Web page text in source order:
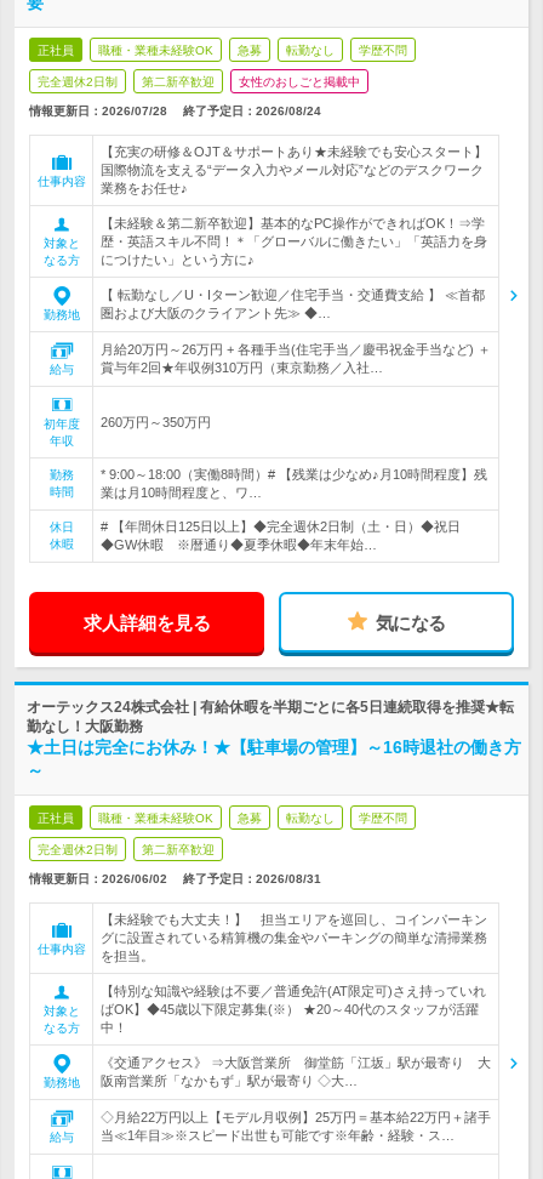
正社員 職種・業種未経験OK 急募 転勤なし 学歴不問
完全週休2日制 第二新卒歓迎 女性のおしごと掲載中
情報更新日：2026/07/28 終了予定日： 2026/08/24
仕事内容
【充実の研修＆OJT＆サポートあり★未経験でも安心スタート】
国際物流を支える“データ入力やメール対応”などのデスクワーク
業務をお任せ♪
対象と
なる方
【未経験＆第二新卒歓迎】基本的なPC操作ができればOK！⇒学
歴・英語スキル不問！＊「グローバルに働きたい」「英語力を身
につけたい」という方に♪
勤務地
【 転勤なし／U・Iターン歓迎／住宅手当・交通費支給 】 ≪首都
圏および大阪のクライアント先≫ ◆…
給与
月給20万円～26万円 + 各種手当(住宅手当／慶弔祝金手当など) ＋
賞与年2回★年収例310万円（東京勤務／入社…
初年度
年収
260万円～350万円
勤務
時間
* 9:00～18:00（実働8時間）# 【残業は少なめ♪月10時間程度】残
業は月10時間程度と、ワ…
休日
休暇
# 【年間休日125日以上】◆完全週休2日制（土・日）◆祝日
◆GW休暇 ※暦通り◆夏季休暇◆年末年始…
求人詳細を見る 気になる
オーテックス24株式会社 | 有給休暇を半期ごとに各5日連続取得を推奨★転
勤なし！大阪勤務
★土日は完全にお休み！★【駐車場の管理】～16時退社の働き方
～
正社員 職種・業種未経験OK 急募 転勤なし 学歴不問
完全週休2日制 第二新卒歓迎
情報更新日：2026/06/02 終了予定日： 2026/08/31
仕事内容
【未経験でも大丈夫！】 担当エリアを巡回し、コインパーキン
グに設置されている精算機の集金やパーキングの簡単な清掃業務
を担当。
対象と
なる方
【特別な知識や経験は不要／普通免許(AT限定可)さえ持っていれ
ばOK】◆45歳以下限定募集(※） ★20～40代のスタッフが活躍
中！
勤務地
《交通アクセス》 ⇒大阪営業所 御堂筋「江坂」駅が最寄り 大
阪南営業所「なかもず」駅が最寄り ◇大…
給与
◇月給22万円以上【モデル月収例】25万円＝基本給22万円＋諸手
当≪1年目≫※スピード出世も可能です※年齢・経験・ス…